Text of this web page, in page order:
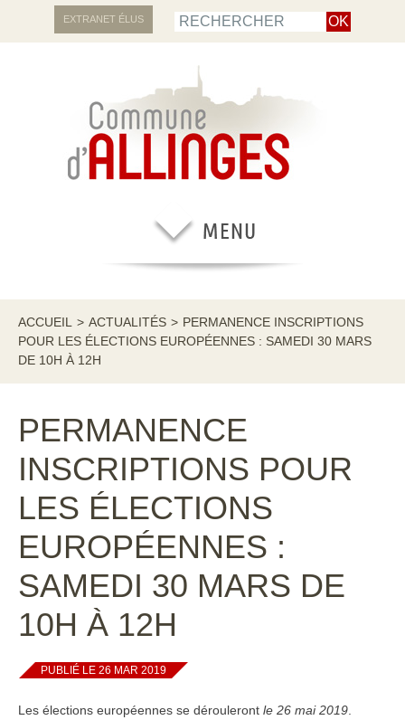
EXTRANET ÉLUS
ACCUEIL > ACTUALITÉS > PERMANENCE INSCRIPTIONS
POUR LES ÉLECTIONS EUROPÉENNES : SAMEDI 30 MARS
DE 10H À 12H
PERMANENCE
INSCRIPTIONS POUR
LES ÉLECTIONS
EUROPÉENNES :
SAMEDI 30 MARS DE
10H À 12H
PUBLIÉ LE 26 MAR 2019
Les élections européennes se dérouleront le 26 mai 2019